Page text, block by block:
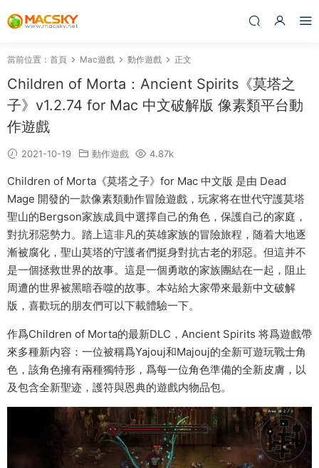
當前位置： 首頁 Mac遊戲 動作遊戲 正文
Children of Morta：Ancient Spirits《莫塔之
子》v1.2.74 for Mac 中文破解版 像素類平台動
作遊戲
2021-10-19 動作遊戲 4.87k
Children of Morta《莫塔之子》for Mac 中文版 是由 Dead
Mage 開發的一款像素類動作冒險遊戲，玩家将在世代守護莫塔
聖山的Bergson家族成員中選擇自己的角色，保護自己的家庭，
對抗邪惡勢力。踏上這非凡的英雄家族的冒險旅程，随着大地逐
漸被腐化，聖山莫塔的守護者們挺身對抗古老的邪惡。但這并不
是一個拯救世界的故事。這是一個勇敢的家族團結在一起，阻止
周遭的世界被黑暗吞噬的故事。本站給大家帶來最新中文破解
版，喜歡玩的朋友們可以下載體驗一下。
作爲Children of Morta的最新DLC，Ancient Spirits 将爲遊戲帶
來多種新内容：一位被稱爲Yajouj和Majouj的全新可遊玩戰士角
色，該角色擁有兩種獨特形，爲每一位角色準備的全新皮膚，以
及包含全新聖迹，護符與恩典的遊戲内物品包。